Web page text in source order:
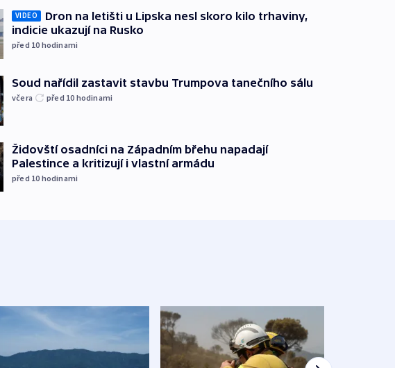
VIDEO
Dron na letišti u Lipska nesl skoro kilo trhaviny,
indicie ukazují na Rusko
před 10 hodinami
Soud nařídil zastavit stavbu Trumpova tanečního sálu
včera před 10 hodinami
Židovští osadníci na Západním břehu napadají
Palestince a kritizují i vlastní armádu
před 10 hodinami